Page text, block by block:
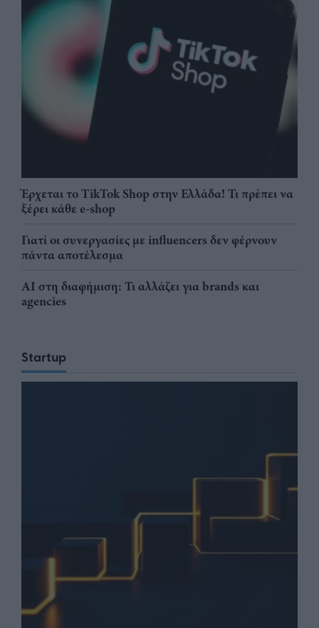
Έρχεται το TikTok Shop στην Ελλάδα! Τι πρέπει να
ξέρει κάθε e-shop
Γιατί οι συνεργασίες με influencers δεν φέρνουν
πάντα αποτέλεσμα
AI στη διαφήμιση: Τι αλλάζει για brands και
agencies
Startup